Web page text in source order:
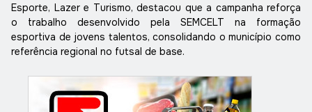
Esporte, Lazer e Turismo, destacou que a campanha reforça
o trabalho desenvolvido pela SEMCELT na formação
esportiva de jovens talentos, consolidando o município como
referência regional no futsal de base.